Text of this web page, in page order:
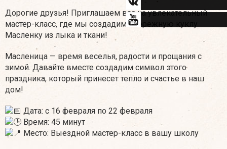
Дорогие друзья! Приглашаем вас на увлекательный
мастер-класс, где мы создадим обережную куклу
Масленку из лыка и ткани!
Масленица — время веселья, радости и прощания с
зимой. Давайте вместе создадим символ этого
праздника, который принесет тепло и счастье в наш
дом!
Дата: с 16 февраля по 22 февраля
Время: 45 минут
Место: Выездной мастер-класс в вашу школу